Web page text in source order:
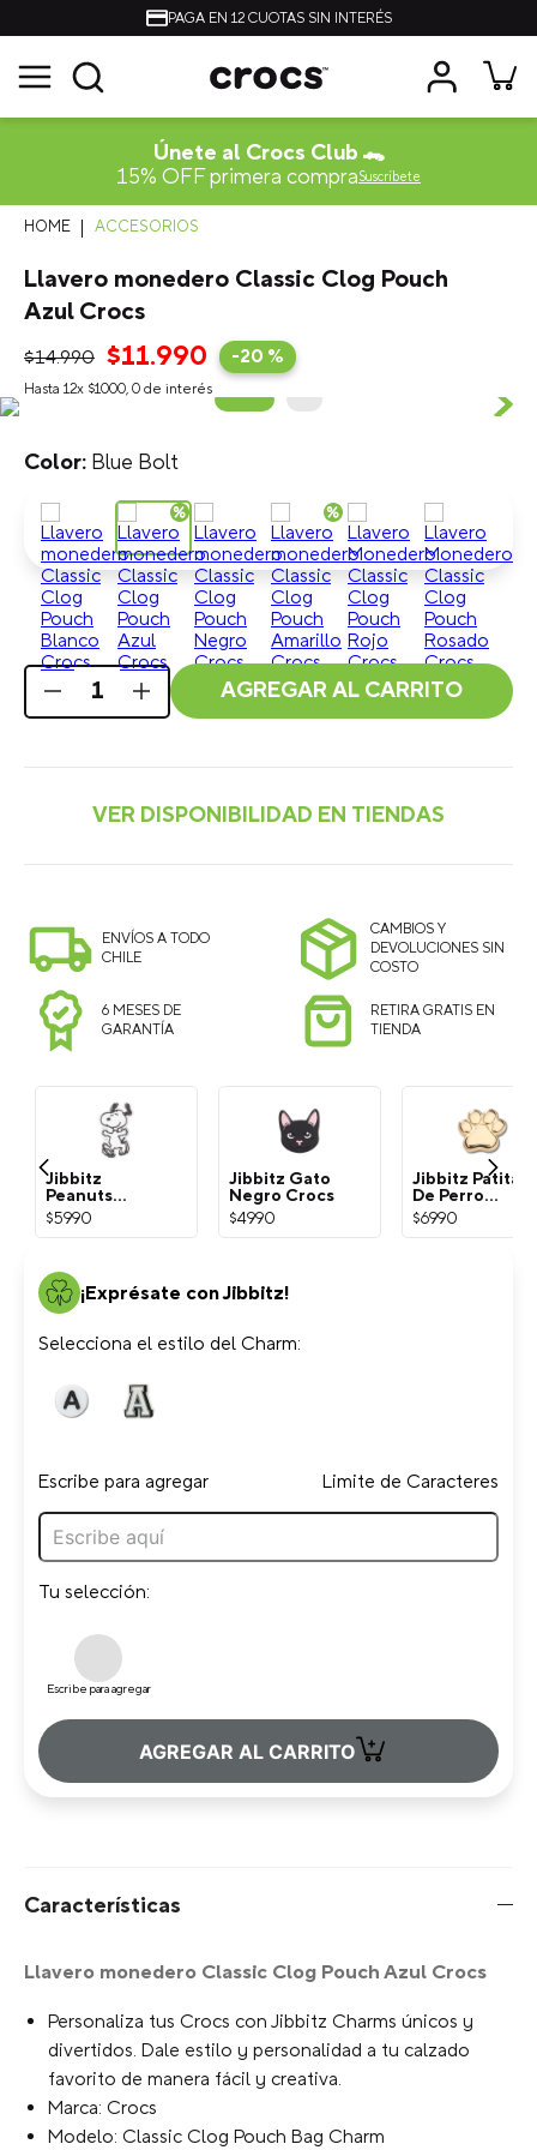
PAGA EN 12 CUOTAS SIN INTERÉS
Únete al Crocs Club 🐊
15% OFF primera compraSuscríbete
ACCESORIOS
Llavero monedero Classic Clog Pouch
Azul Crocs
$14.990 $11.990 -20 %
Hasta 12x $1000, 0 de interés
Blue Bolt
AGREGAR AL CARRITO
ENVÍOS A TODO
CHILE
CAMBIOS Y
DEVOLUCIONES SIN
COSTO
6 MESES DE
GARANTÍA
RETIRA GRATIS EN
TIENDA
Jibbitz
Peanuts
Snoopy
Blanco Crocs
$5990
Jibbitz Gato
Negro Crocs
$4990
Jibbitz Patita
De Perro
Dorada Crocs
$6990
¡Exprésate con Jibbitz!
Selecciona el estilo del Charm:
Escribe para agregar Limite de Caracteres
Tu selección:
Escribe para agregar
AGREGAR AL CARRITO +
Características
Llavero monedero Classic Clog Pouch Azul Crocs
Personaliza tus Crocs con Jibbitz Charms únicos y
divertidos. Dale estilo y personalidad a tu calzado
favorito de manera fácil y creativa.
Marca: Crocs
Modelo: Classic Clog Pouch Bag Charm